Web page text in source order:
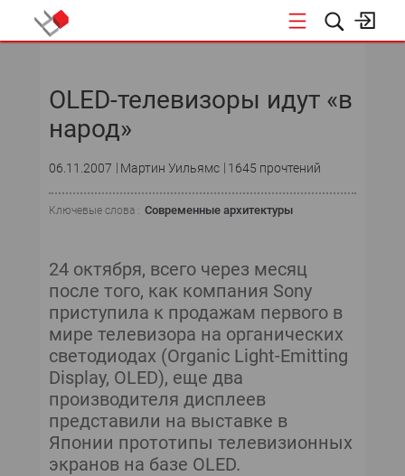
СОБЫТИЯ
ПОДПИСКА
ТЕКУЩИЙ НОМЕР
OLED-телевизоры идут «в
народ»
06.11.2007 Мартин Уильямс 1645 прочтений
Ключевые слова : Современные архитектуры
24 октября, всего через месяц
после того, как компания Sony
приступила к продажам первого в
мире телевизора на органических
светодиодах (Organic Light-Emitting
Display, OLED), еще два
производителя дисплеев
представили на выставке в
Японии прототипы телевизионных
экранов на базе OLED.